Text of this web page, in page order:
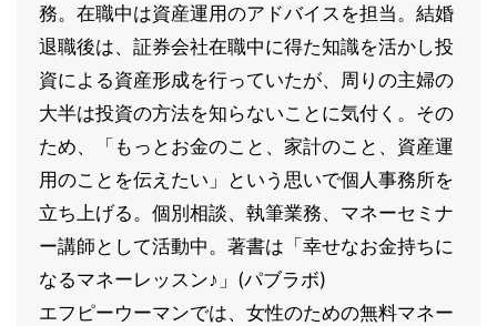
務。在職中は資産運用のアドバイスを担当。結婚
退職後は、証券会社在職中に得た知識を活かし投
資による資産形成を行っていたが、周りの主婦の
大半は投資の方法を知らないことに気付く。その
ため、「もっとお金のこと、家計のこと、資産運
用のことを伝えたい」という思いで個人事務所を
立ち上げる。個別相談、執筆業務、マネーセミナ
ー講師として活動中。著書は「幸せなお金持ちに
なるマネーレッスン♪」(パブラボ)
エフピーウーマンでは、女性のための無料マネー